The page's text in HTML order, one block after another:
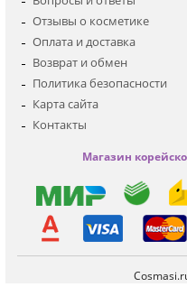
Детская
Отзывы о косметике
Оплата и доставка
Возврат и обмен
Политика безопасности
Карта сайта
Контакты
Магазин